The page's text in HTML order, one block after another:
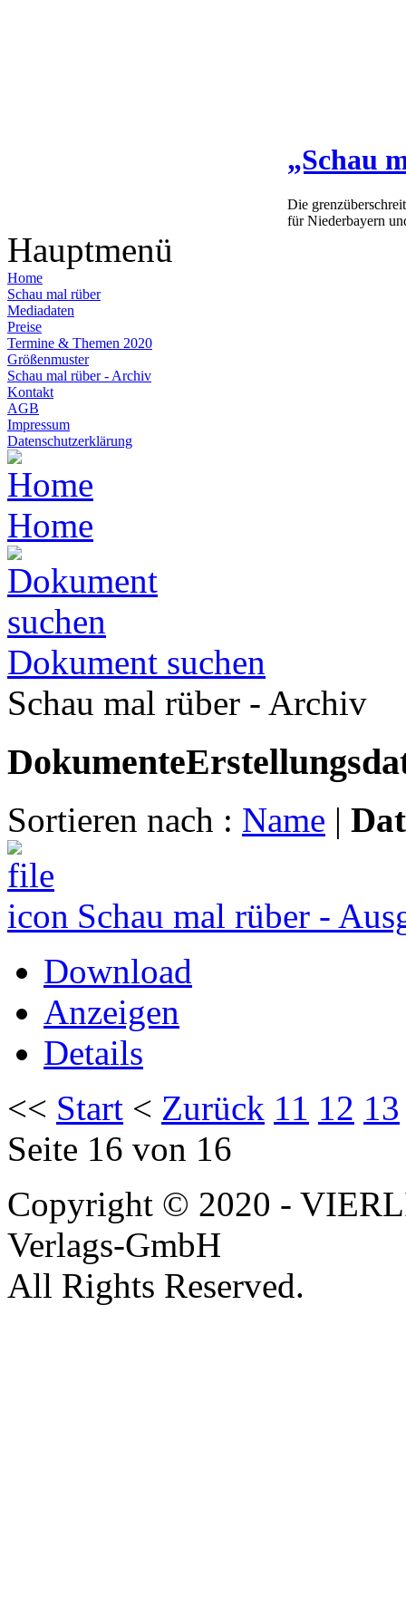
„Schau
Die
für Niederbayern
Hauptmenü
Home
Schau mal rüber
Mediadaten
Preise
Termine & Themen 2020
Größenmuster
Schau mal rüber - Archiv
Kontakt
AGB
Impressum
Datenschutzerklärung
Home
Dokument suchen
Schau mal rüber - Archiv
Dokumente
Sortieren nach : Name |
Schau mal rüber -
Download
Anzeigen
Details
<< Start < Zurück 11 12 13
Seite 16 von 16
Copyright © 2020 -
Verlags-GmbH
All Rights Reserved.